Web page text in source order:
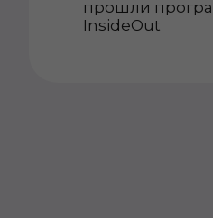
прошли
InsideOut